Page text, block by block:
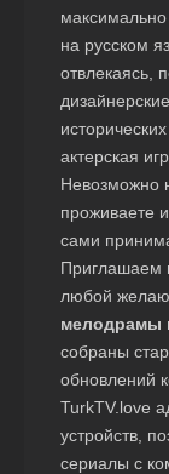
максимально
на русском
отвлекаясь,
актерская
Невозможно
проживаете
сами
Приглашаем
любой
мелодрамы
собраны
обновлений
TurkTV.love
устройств,
сериалы с